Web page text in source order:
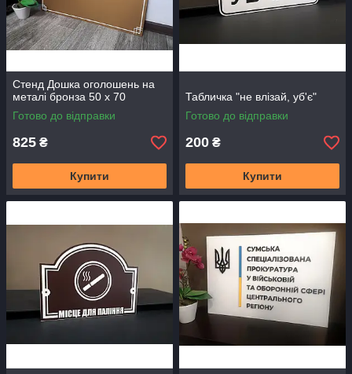
Стенд Дошка оголошень на
металі бронза 50 х 70
Готово до відправки
825 ₴
Купити
Табличка "не влізай, уб'є"
Готово до відправки
200 ₴
Купити